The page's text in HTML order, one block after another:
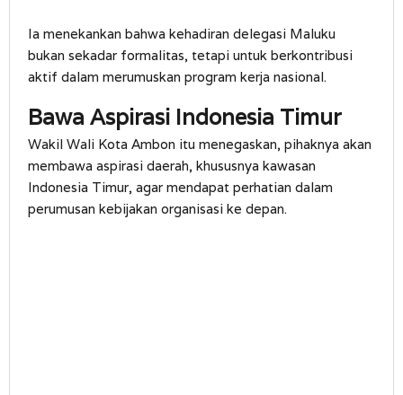
Ia menekankan bahwa kehadiran delegasi Maluku
bukan sekadar formalitas, tetapi untuk berkontribusi
aktif dalam merumuskan program kerja nasional.
Bawa Aspirasi Indonesia Timur
Wakil Wali Kota Ambon itu menegaskan, pihaknya akan
membawa aspirasi daerah, khususnya kawasan
Indonesia Timur, agar mendapat perhatian dalam
perumusan kebijakan organisasi ke depan.